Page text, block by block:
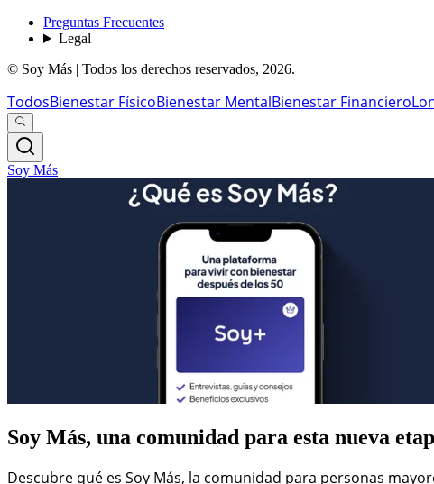
Preguntas Frecuentes
Legal
© Soy Más | Todos los derechos reservados, 2026.
TodosBienestar FísicoBienestar MentalBienestar Financiero
Soy Más
Soy Más, una comunidad para esta nueva
Descubre qué es Soy Más, la comunidad para personas